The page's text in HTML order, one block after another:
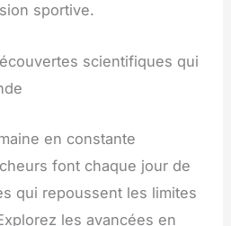
sportive.
scientifiques qui
en constante
font chaque jour de
qui repoussent les limites
les avancées en